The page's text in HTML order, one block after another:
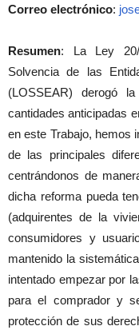
Correo electrónico:
Resumen: La Ley 20/
Solvencia de las
(LOSSEAR) derogó
cantidades anticipadas
en este Trabajo, hemos
de las principales
centrándonos de
dicha reforma pueda
(adquirentes de la
consumidores y
mantenido la
intentado empezar por
para el comprador y
protección de sus